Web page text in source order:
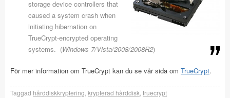
storage device controllers that
caused a system crash when
initiating hibernation on
TrueCrypt-encrypted operating
systems. (Windows 7/Vista/2008/2008R2)
För mer information om TrueCrypt kan du se vår sida om TrueCrypt.
Taggad hårddiskkryptering krypterad hårddisk truecrypt